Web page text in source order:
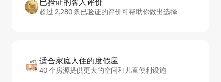
已验证的客人评价
超过 2,280 条已验证的评价可帮助你做出选择
适合家庭入住的度假屋
40 个房源提供更大的空间和儿童便利设施